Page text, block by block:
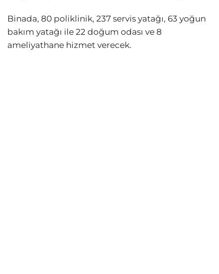
Binada, 80 poliklinik, 237 servis yatağı, 63 yoğun
bakım yatağı ile 22 doğum odası ve 8
ameliyathane hizmet verecek.